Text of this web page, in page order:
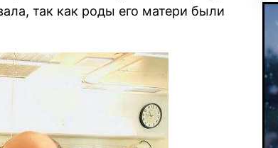
так как роды его матери были